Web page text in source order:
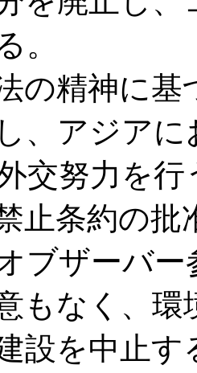
。
の精神に
、アジア
交努力を行
止条約の
ブザーバ
もなく、
設を中止す